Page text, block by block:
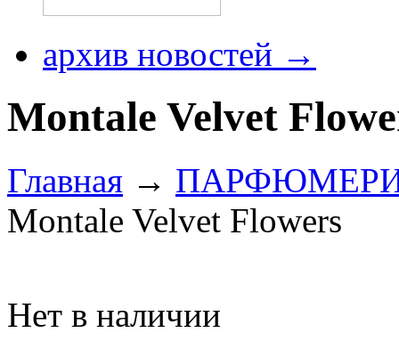
архив новостей →
Montale Velvet
Главная →
Montale Velvet Flowers
Нет в наличии